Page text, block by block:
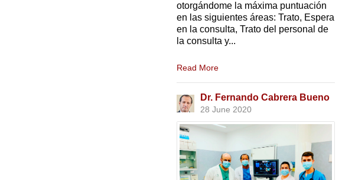
otorgándome la máxima puntuación
en las siguientes áreas: Trato, Espera
en la consulta, Trato del personal de
la consulta y...
Read More
Dr. Fernando Cabrera Bueno
28 June 2020